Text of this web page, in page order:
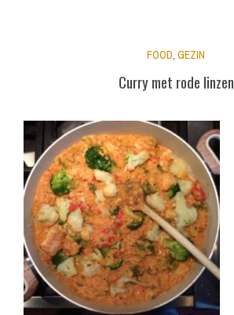
FOOD GEZIN
Curry met rode linzen